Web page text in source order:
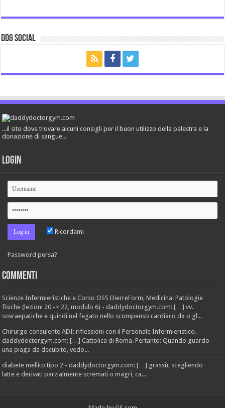
ddg Social
...il sito dove trovare alcuni consigli per il buon utilizzo della palestra e la
donazione di sangue...
Login
Ricordami
Password persa?
Commenti
Scienze Infermieristiche e Corso OSS DierreForm, Medicina: Patologie
fisiche (lezioni 20 -> 22, modulo 6) - daddydoctorgym.com: […] vv.
sovraepatiche e quindi nel fegato nello scompenso cardiaco dx o gl...
Chirurgo consulente ADI: riflessioni con il Personale Infermieristico. -
daddydoctorgym.com: […] Cattolica di Roma. Pertanto: Quando guardo
una piaga da decubito, vedo...
diabete mellito tipo 2 - daddydoctorgym.com: […] grassi), scegliendo
latte e derivati parzialmente scremati o magri, ca...